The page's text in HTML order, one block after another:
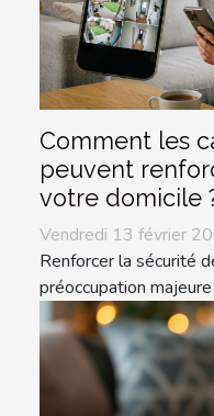
Comment les
peuvent
votre domicile
Vendredi 13 février
Renforcer la sécurité
préoccupation